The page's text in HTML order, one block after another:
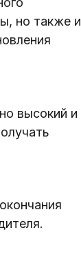
но также и
высокий и